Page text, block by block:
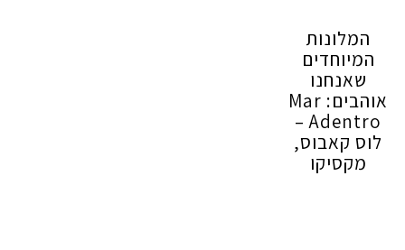
המלונות
המיוחדים
שאנחנו
אוהבים: Mar
Adentro –
לוס קאבוס,
מקסיקו